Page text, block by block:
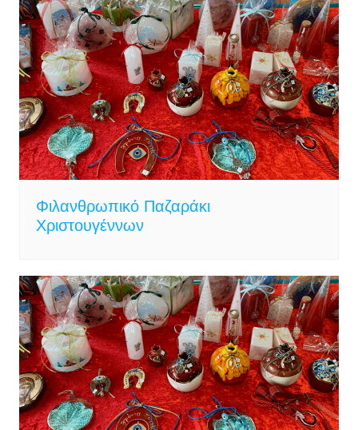
Φιλανθρωπικό Παζαράκι
Χριστουγέννων